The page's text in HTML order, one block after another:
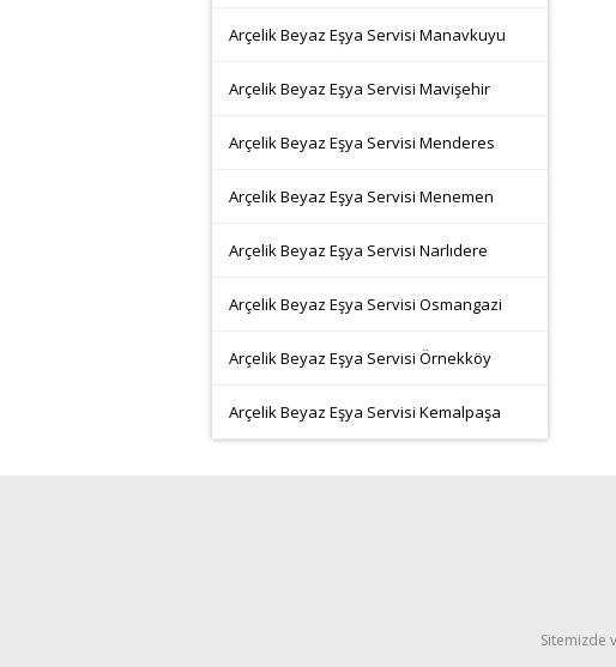
Arçelik Beyaz Eşya Servisi Manavkuyu
Arçelik Beyaz Eşya Servisi Mavişehir
Arçelik Beyaz Eşya Servisi Menderes
Arçelik Beyaz Eşya Servisi Menemen
Arçelik Beyaz Eşya Servisi Narlıdere
Arçelik Beyaz Eşya Servisi Osmangazi
Arçelik Beyaz Eşya Servisi Örnekköy
Arçelik Beyaz Eşya Servisi Kemalpaşa
Sitemizde